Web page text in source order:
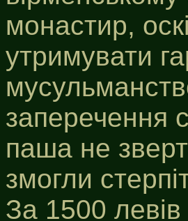
монастир,
утримувати
заперечення
паша не
змогли
За 1500